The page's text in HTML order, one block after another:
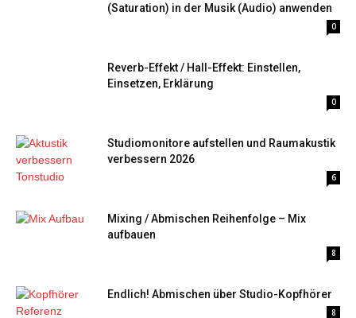
(Saturation) in der Musik (Audio) anwenden
0
Reverb-Effekt / Hall-Effekt: Einstellen,
Einsetzen, Erklärung
0
Studiomonitore aufstellen und Raumakustik
verbessern 2026
6
Mixing / Abmischen Reihenfolge – Mix
aufbauen
8
Endlich! Abmischen über Studio-Kopfhörer
8